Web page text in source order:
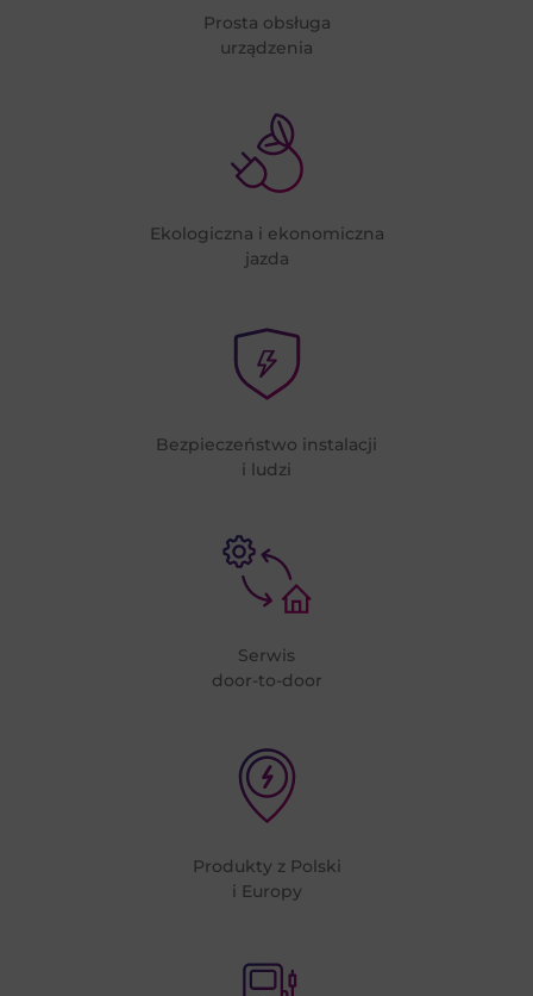
Prosta obsługa
urządzenia
Ekologiczna i ekonomiczna
jazda
Bezpieczeństwo instalacji
i ludzi
Serwis
door-to-door
Produkty z Polski
i Europy